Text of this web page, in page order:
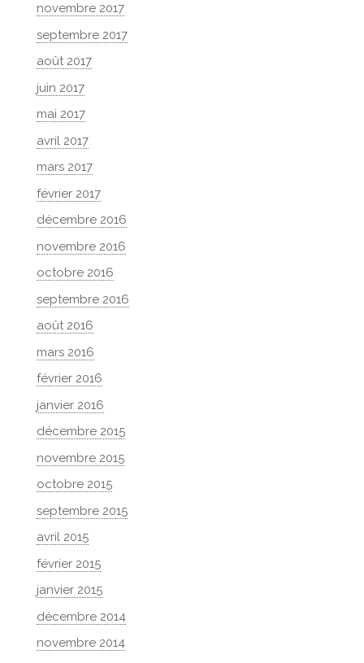
novembre 2017
septembre 2017
août 2017
juin 2017
mai 2017
avril 2017
mars 2017
février 2017
décembre 2016
novembre 2016
octobre 2016
septembre 2016
août 2016
mars 2016
février 2016
janvier 2016
décembre 2015
novembre 2015
octobre 2015
septembre 2015
avril 2015
février 2015
janvier 2015
décembre 2014
novembre 2014